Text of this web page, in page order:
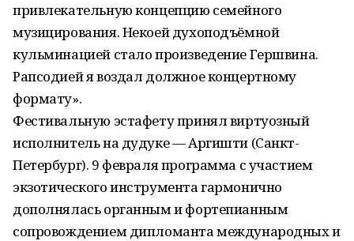
привлекательную концепцию семейного
музицирования. Некоей духоподъёмной
кульминацией стало произведение Гершвина.
Рапсодией я воздал должное концертному
формату».
Фестивальную эстафету принял виртуозный
исполнитель на дудуке — Аргишти (Санкт-
Петербург). 9 февраля программа с участием
экзотического инструмента гармонично
дополнялась органным и фортепианным
сопровождением дипломанта международных и